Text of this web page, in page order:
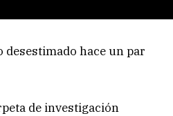
desestimado hace un par
de investigación